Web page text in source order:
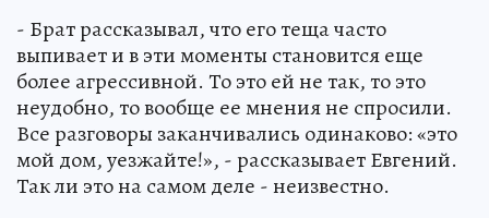
- Брат рассказывал, что его теща часто
выпивает и в эти моменты становится еще
более агрессивной. То это ей не так, то это
неудобно, то вообще ее мнения не спросили.
Все разговоры заканчивались одинаково: «это
мой дом, уезжайте!», - рассказывает Евгений.
Так ли это на самом деле - неизвестно.